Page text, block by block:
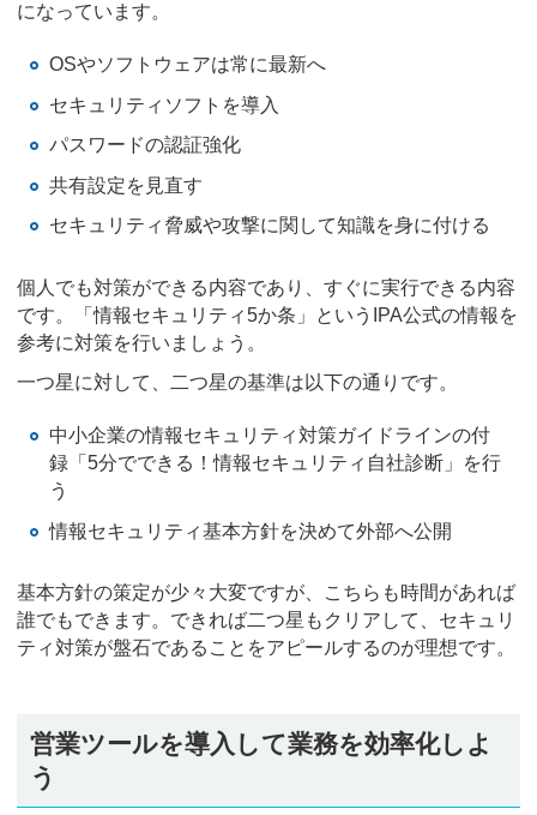
になっています。
OSやソフトウェアは常に最新へ
セキュリティソフトを導入
パスワードの認証強化
共有設定を見直す
セキュリティ脅威や攻撃に関して知識を身に付ける
個人でも対策ができる内容であり、すぐに実行できる内容
です。「情報セキュリティ5か条」というIPA公式の情報を
参考に対策を行いましょう。
一つ星に対して、二つ星の基準は以下の通りです。
中小企業の情報セキュリティ対策ガイドラインの付
録「5分でできる！情報セキュリティ自社診断」を行
う
情報セキュリティ基本方針を決めて外部へ公開
基本方針の策定が少々大変ですが、こちらも時間があれば
誰でもできます。できれば二つ星もクリアして、セキュリ
ティ対策が盤石であることをアピールするのが理想です。
営業ツールを導入して業務を効率化しよ
う